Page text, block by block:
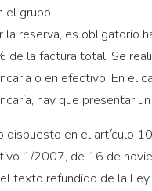
el grupo
la reserva, es obligatorio
de la factura total. Se
o en efectivo. En el
hay que presentar
dispuesto en el artículo
1/2007, de 16 de
texto refundido de la Ley